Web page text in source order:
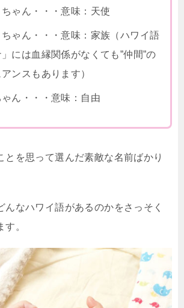
ちゃん・・・意味：天使
ちゃん・・・意味：家族（ハワイ語
には血縁関係がなくても”仲間”の
ンスもあります）
ゃん・・・意味：自由
とを思って選んだ素敵な名前ばかり
んなハワイ語があるのかをさっそく
。